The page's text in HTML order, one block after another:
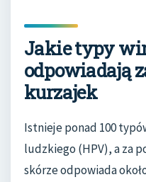
Jakie typy
odpowiadają
kurzajek
Istnieje ponad 100
ludzkiego (HPV), a za
skórze odpowiada